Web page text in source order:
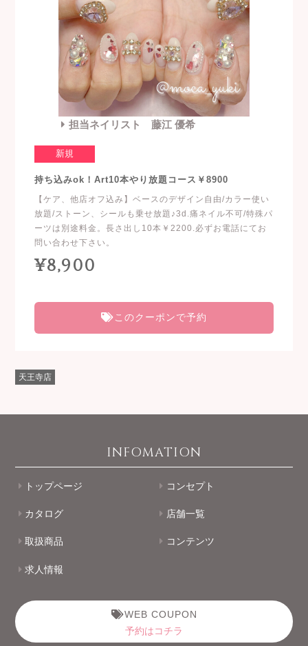
担当ネイリスト 藤江 優希
新規
持ち込みok！Art10本やり放題コース￥8900
【ケア、他店オフ込み】ベースのデザイン自由/カラー使い
放題/ストーン、シールも乗せ放題♪3d.痛ネイル不可/特殊パ
ーツは別途料金。長さ出し10本￥2200.必ずお電話にてお
問い合わせ下さい。
¥8,900
このクーポンで予約
天王寺店
INFOMATION
トップページ コンセプト
カタログ 店舗一覧
取扱商品 コンテンツ
求人情報
WEB COUPON
予約はコチラ